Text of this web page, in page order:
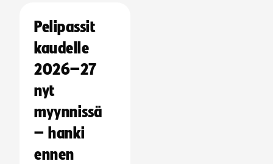
Pelipassit
kaudelle
2026–27
nyt
myynnissä
– hanki
ennen